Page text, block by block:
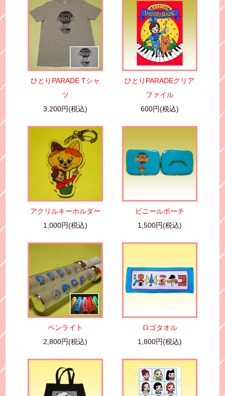
ひとりPARADE Tシャ
ツ
3,200円(税込)
ひとりPARADEクリア
ファイル
600円(税込)
アクリルキーホルダー
1,000円(税込)
ビニールポーチ
1,500円(税込)
ペンライト
2,800円(税込)
ロゴタオル
1,800円(税込)